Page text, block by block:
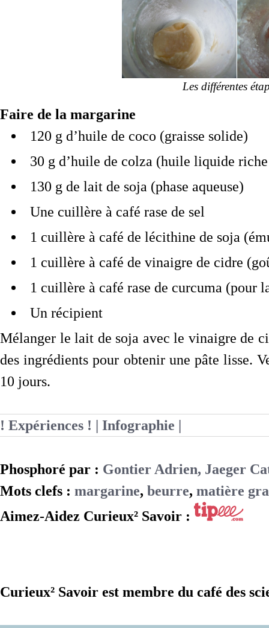
Les différentes
Faire de la margarine
120 g d’huile de coco (graisse solide)
30 g d’huile de colza (huile liquide
130 g de lait de soja (phase aqueuse)
Une cuillère à café rase de sel
1 cuillère à café de lécithine de soja
1 cuillère à café de vinaigre de cidre
1 cuillère à café rase de curcuma (pour
Un récipient
Mélanger le lait de soja avec le vinaigre de
des ingrédients pour obtenir une pâte lisse.
10 jours.
! Expériences ! | Infographie |
Phosphoré par : Gontier Adrien, Jaeger
Mots clefs : margarine, beurre, matière
Aimez-Aidez Curieux² Savoir :
Curieux² Savoir est membre du café des